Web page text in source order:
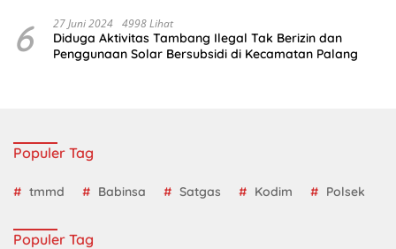
6 27 Juni 2024 4998 Lihat
Diduga Aktivitas Tambang Ilegal Tak Berizin dan
Penggunaan Solar Bersubsidi di Kecamatan Palang
Populer Tag
tmmd Babinsa Satgas Kodim Polsek
Populer Tag